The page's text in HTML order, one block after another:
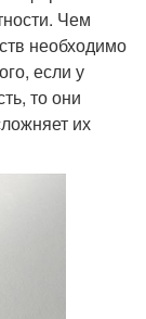
Чем
необходимо
если у
то они
их